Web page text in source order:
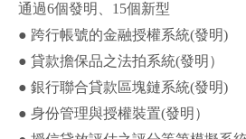
通過6個發明、15個新型
● 跨行帳號的金融授權系統(發明)
● 貸款擔保品之法拍系統(發明）
● 銀行聯合貸款區塊鏈系統(發明)
● 身份管理與授權裝置(發明）